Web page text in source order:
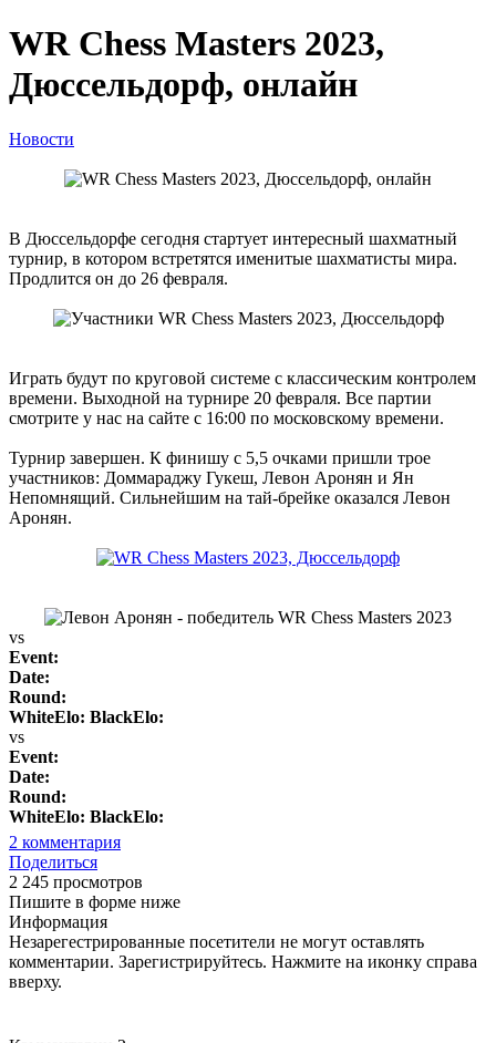
WR Chess Masters 2023,
Дюссельдорф, онлайн
Новости
В Дюссельдорфе сегодня стартует интересный шахматный
турнир, в котором встретятся именитые шахматисты мира.
Продлится он до 26 февраля.
Играть будут по круговой системе с классическим контролем
времени. Выходной на турнире 20 февраля. Все партии
смотрите у нас на сайте с 16:00 по московскому времени.
Турнир завершен. К финишу с 5,5 очками пришли трое
участников: Доммараджу Гукеш, Левон Аронян и Ян
Непомнящий. Сильнейшим на тай-брейке оказался Левон
Аронян.
vs
Event:
Date:
Round:
WhiteElo: BlackElo:
vs
Event:
Date:
Round:
WhiteElo: BlackElo:
2 комментария
Поделиться
2 245 просмотров
Пишите в форме ниже
Информация
Незарегестрированные посетители не могут оставлять
комментарии. Зарегистрируйтесь. Нажмите на иконку справа
вверху.